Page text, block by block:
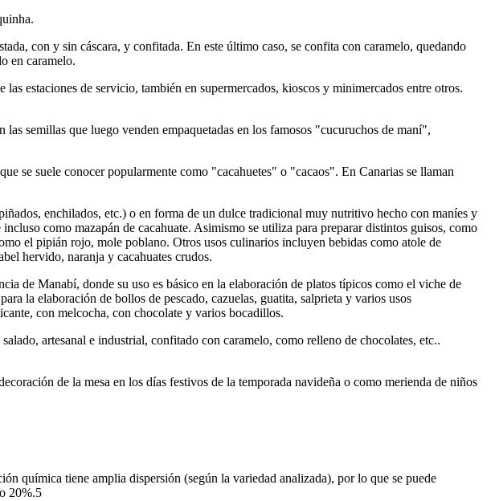
con y sin cáscara, y confitada. En este último caso, se confita con caramelo, quedando
en caramelo.
estaciones de servicio, también en supermercados, kioscos y minimercados entre otros.
semillas que luego venden empaquetadas en los famosos "cucuruchos de maní",
se suele conocer popularmente como "cacahuetes" o "cacaos". En Canarias se llaman
enchilados, etc.) o en forma de un dulce tradicional muy nutritivo hecho con maníes y
como mazapán de cacahuate. Asimismo se utiliza para preparar distintos guisos, como
el pipián rojo, mole poblano. Otros usos culinarios incluyen bebidas como atole de
hervido, naranja y cacahuates crudos.
de Manabí, donde su uso es básico en la elaboración de platos típicos como el viche de
la elaboración de bollos de pescado, cazuelas, guatita, salprieta y varios usos
con melcocha, con chocolate y varios bocadillos.
artesanal e industrial, confitado con caramelo, como relleno de chocolates, etc..
de la mesa en los días festivos de la temporada navideña o como merienda de niños
química tiene amplia dispersión (según la variedad analizada), por lo que se puede
20%.5